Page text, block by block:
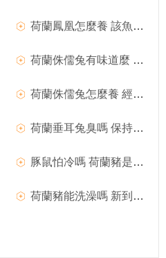
荷蘭鳳凰怎麼養 該魚喜好中性偏酸軟水
荷蘭侏儒兔有味道麼 口腔問題引起口臭
荷蘭侏儒兔怎麼養 經常給它們梳理毛發
荷蘭垂耳兔臭嗎 保持身體清潔衛生
豚鼠怕冷嗎 荷蘭豬是怕冷但不怕熱的
荷蘭豬能洗澡嗎 新到家的荷蘭豬不建議洗澡